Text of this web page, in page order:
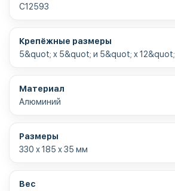
C12593
Крепёжные размеры
5&quot; x 5&quot; и 5&quot; x 12&quot;
Материал
Алюминий
Размеры
330 х 185 х 35 мм
Вес